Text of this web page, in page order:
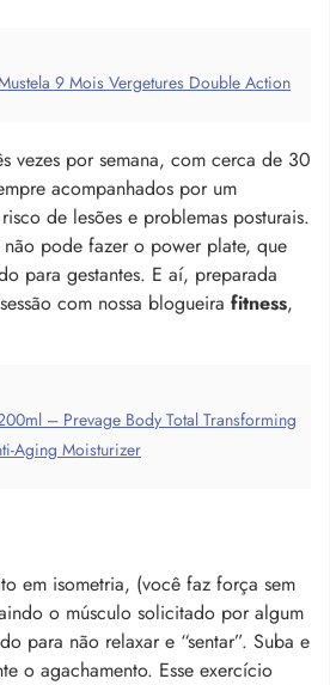
9 Mois Vergetures Double Action
vezes por semana, com cerca de 30
acompanhados por um
de lesões e problemas posturais.
não pode fazer o power plate, que
para gestantes. E aí, preparada
com nossa blogueira fitness,
– Prevage Body Total Transforming
Aging Moisturizer
em isometria, (você faz força sem
o músculo solicitado por algum
para não relaxar e “sentar”. Suba e
o agachamento. Esse exercício